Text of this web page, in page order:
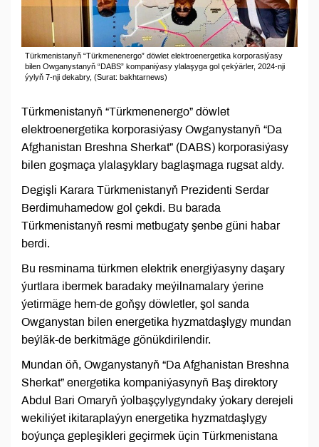
Türkmenistanyň “Türkmenenergo” döwlet elektroenergetika korporasiýasy
bilen Owganystanyň “DABS” kompaniýasy ylalaşyga gol çekýärler, 2024-nji
ýylyň 7-nji dekabry, (Surat: bakhtarnews)
Türkmenistanyň “Türkmenenergo” döwlet
elektroenergetika korporasiýasy Owganystanyň “Da
Afghanistan Breshna Sherkat” (DABS) korporasiýasy
bilen goşmaça ylalaşyklary baglaşmaga rugsat aldy.
Degişli Karara Türkmenistanyň Prezidenti Serdar
Berdimuhamedow gol çekdi. Bu barada
Türkmenistanyň resmi metbugaty şenbe güni habar
berdi.
Bu resminama türkmen elektrik energiýasyny daşary
ýurtlara ibermek baradaky meýilnamalary ýerine
ýetirmäge hem-de goňşy döwletler, şol sanda
Owganystan bilen energetika hyzmatdaşlygy mundan
beýläk-de berkitmäge gönükdirilendir.
Mundan öň, Owganystanyň “Da Afghanistan Breshna
Sherkat” energetika kompaniýasynyň Baş direktory
Abdul Bari Omaryň ýolbaşçylygyndaky ýokary derejeli
wekiliýet ikitaraplaýyn energetika hyzmatdaşlygy
boýunça gepleşikleri geçirmek üçin Türkmenistana